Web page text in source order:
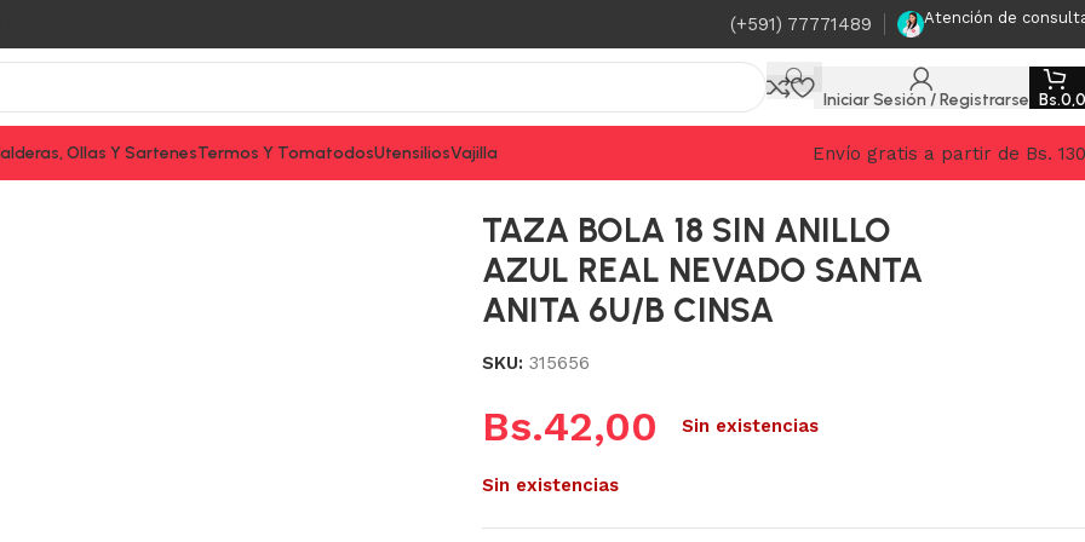
(+591) 77771489 Atención de
Iniciar Sesión / Registrarse Bs.
Ollas Y SartenesTermos Y TomatodosUtensiliosVajilla
Envío gratis a partir de Bs.
TAZA BOLA 18 SIN ANILLO
AZUL REAL NEVADO SANTA
ANITA 6U/B CINSA
SKU: 315656
Bs.42,00 Sin existencias
Sin existencias